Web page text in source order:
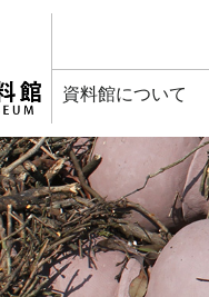
資料館について